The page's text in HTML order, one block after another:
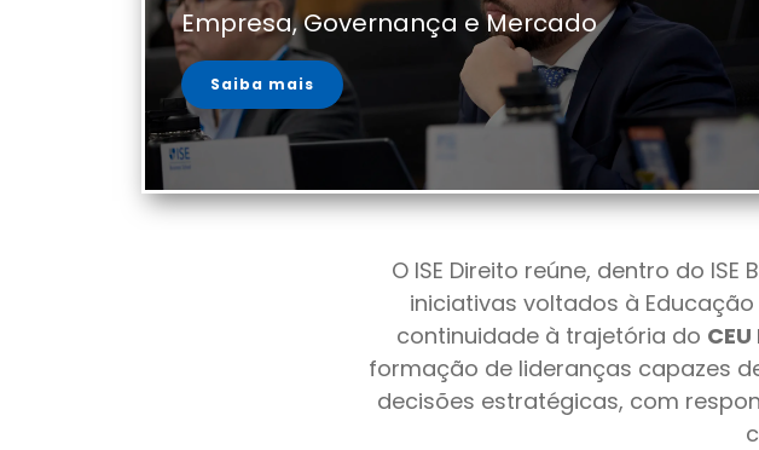
Empresa, Governança e Mercado
Saiba mais
O ISE Direito reúne, dentro do
iniciativas voltados à
continuidade à trajetória do
formação de lideranças capazes
decisões estratégicas, com